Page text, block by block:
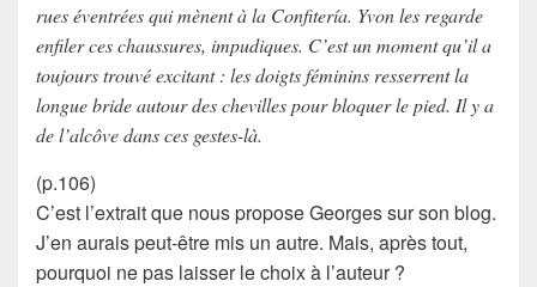
rues éventrées qui mènent à la Confitería. Yvon les regarde
enfiler ces chaussures, impudiques. C’est un moment qu’il a
toujours trouvé excitant : les doigts féminins resserrent la
longue bride autour des chevilles pour bloquer le pied. Il y a
de l’alcôve dans ces gestes-là.
(p.106)
C’est l’extraitque nous propose Georges sur son blog.
J’en aurais peut-être mis un autre. Mais, après tout,
pourquoi ne pas laisser le choix à l’auteur ?